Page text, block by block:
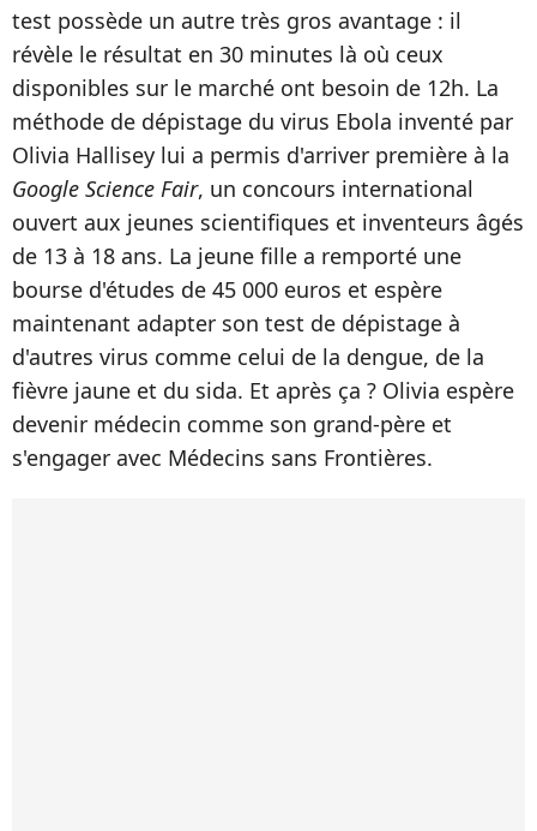
test possède un autre très gros avantage : il
révèle le résultat en 30 minutes là où ceux
disponibles sur le marché ont besoin de 12h. La
méthode de dépistage du virus Ebola inventé par
Olivia Hallisey lui a permis d'arriver première à la
Google Science Fair, un concours international
ouvert aux jeunes scientifiques et inventeurs âgés
de 13 à 18 ans. La jeune fille a remporté une
bourse d'études de 45 000 euros et espère
maintenant adapter son test de dépistage à
d'autres virus comme celui de la dengue, de la
fièvre jaune et du sida. Et après ça ? Olivia espère
devenir médecin comme son grand-père et
s'engager avec Médecins sans Frontières.